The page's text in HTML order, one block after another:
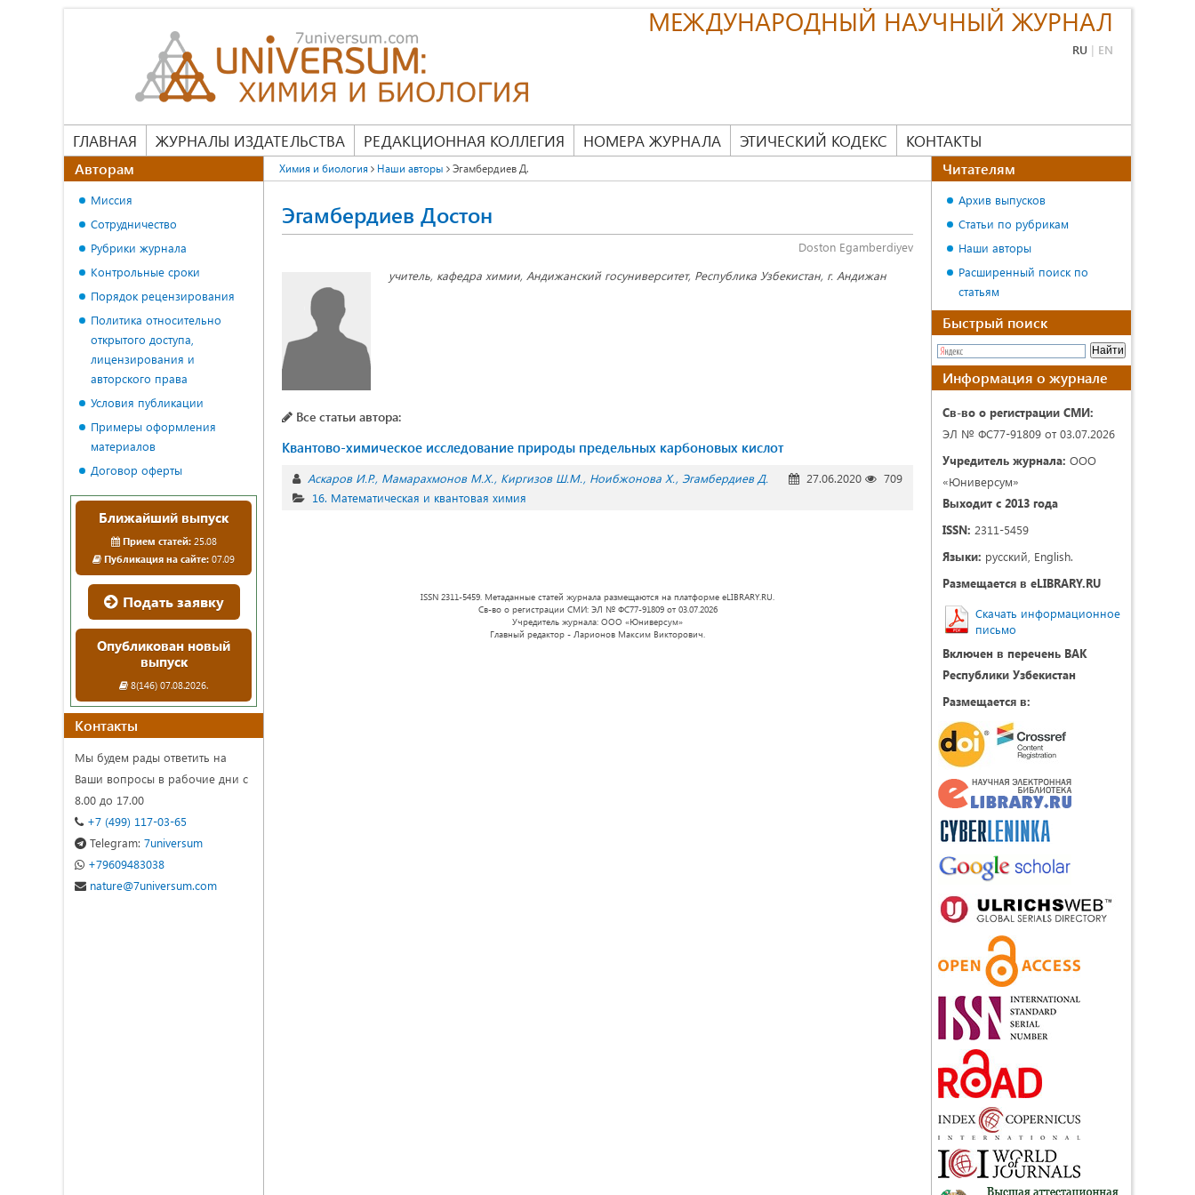
МЕЖДУНАРОДНЫЙ НАУЧНЫЙ ЖУРНАЛ
RU | EN
ГЛАВНАЯ ЖУРНАЛЫ ИЗДАТЕЛЬСТВА РЕДАКЦИОННАЯ КОЛЛЕГИЯ НОМЕРА ЖУРНАЛА ЭТИЧЕСКИЙ КОДЕКС КОНТАКТЫ
Химия и биология Наши авторы Эгамбердиев Д.
Эгамбердиев Достон
Doston Egamberdiyev
учитель, кафедра химии, Андижанский госуниверситет, Республика Узбекистан, г. Андижан
Все статьи автора:
Квантово-химическое исследование природы предельных карбоновых кислот
Аскаров И.Р. Мамарахмонов М.Х. Киргизов Ш.М. Ноибжонова Х. Эгамбердиев Д. 27.06.2020
709
16. Математическая и квантовая химия
ISSN 2311-5459. Метаданные статей журнала размещаются на платформе eLIBRARY.RU.
Св-во о регистрации СМИ: ЭЛ № ФС77-91809 от 03.07.2026
Учредитель журнала: ООО «Юниверсум»
Главный редактор - Ларионов Максим Викторович.
Авторам
Миссия
Сотрудничество
Рубрики журнала
Контрольные сроки
Порядок рецензирования
Политика относительно
открытого доступа,
лицензирования и
авторского права
Условия публикации
Примеры оформления
материалов
Договор оферты
Ближайший выпуск
Прием статей:25.08
Публикация на сайте: 07.09
Подать заявку
Опубликован новый
выпуск
8(146) 07.08.2026.
Контакты
Мы будем рады ответить на
Ваши вопросы в рабочие дни с
8.00 до 17.00
+7 (499) 117-03-65
Telegram: 7universum
+79609483038
nature@7universum.com
Читателям
Архив выпусков
Статьи по рубрикам
Наши авторы
Расширенный поиск по
статьям
Быстрый поиск
Информация о журнале
Св-во о регистрации СМИ:
ЭЛ № ФС77-91809 от 03.07.2026
Учредитель журнала: ООО
«Юниверсум»
Выходит с 2013 года
ISSN: 2311-5459
Языки: русский, English.
Размещается в eLIBRARY.RU
Скачать информационное
письмо
Включен в перечень ВАК
Республики Узбекистан
Размещается в: